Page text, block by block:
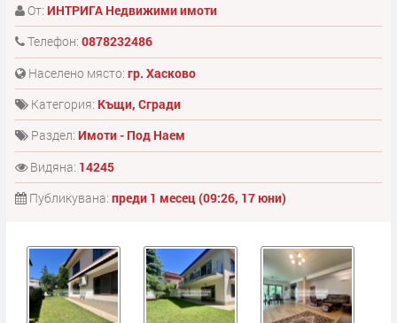
От: ИНТРИГА Недвижими имоти
Телефон: 0878232486
Населено място: гр. Хасково
Категория: Къщи, Сгради
Раздел: Имоти - Под Наем
Видяна: 14245
Публикувана: преди 1 месец (09:26, 17 юни)